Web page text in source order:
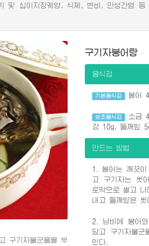
및 십이지장궤양, 식체, 변비, 만성간염 등
구기자불군물을 부
구기자붕어탕
음식감
기본음식감 붕어
보조음식감
소금
강 10g, 들깨잎
만드는 방법
1. 붕어는 깨끗
고 구기자는 씻
토막으로 썰고
내고 들깨잎은
2. 남비에 붕어
담고 구기자불
인다.